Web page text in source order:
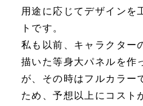
用途に応じてデザインを
トです。
私も以前、キャラクター
描いた等身大パネルを作
が、その時はフルカラー
ため、予想以上にコスト